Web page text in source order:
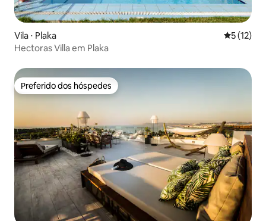
Vila ⋅ Plaka 5 de uma
5 (12)
Hectoras Villa em Plaka
Preferido dos hóspedes
Preferido dos hóspedes